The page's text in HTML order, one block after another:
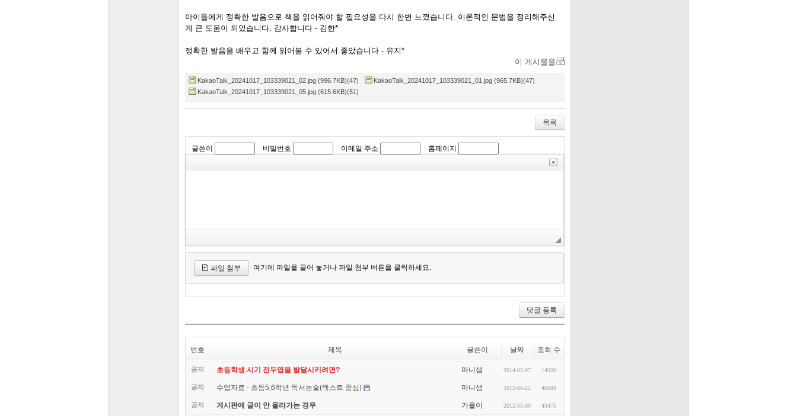
아이들에게 정확한 발음으로 책을 읽어줘야 할 필요성을 다시 한번 느꼈습니다. 이론적인 문법을 정리해주신
게 큰 도움이 되었습니다. 감사합니다 - 김한*
정확한 발음을 배우고 함께 읽어볼 수 있어서 좋았습니다 - 유지*
이 게시물을
KakaoTalk_20241017_103339021_02.jpg (996.7KB)(47)
KakaoTalk_20241017_103339021_01.jpg (965.7KB)(47)
KakaoTalk_20241017_103339021_05.jpg (615.6KB)(51)
목록
글쓴이 비밀번호 이메일 주소 홈페이지
파일 첨부 여기에 파일을 끌어 놓거나 파일 첨부 버튼을 클릭하세요.
번호 제목 글쓴이 날짜 조회 수
공지 초등학생 시기 전두엽을 발달시키려면? 마니샘 2014-05-07 14500
공지 수업자료 - 초등5,6학년 독서논술(텍스트 중심) 마니샘 2012-06-22 46688
공지 게시판에 글이 안 올라가는 경우 가을이 2012-05-09 43475